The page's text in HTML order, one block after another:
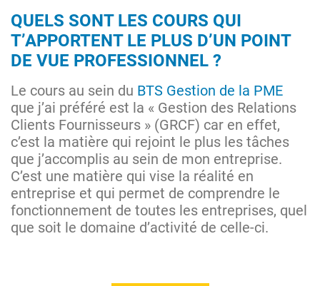
QUELS SONT LES COURS QUI
T’APPORTENT LE PLUS D’UN POINT
DE VUE PROFESSIONNEL ?
Le cours au sein du BTS Gestion de la PME
que j’ai préféré est la « Gestion des Relations
Clients Fournisseurs » (GRCF) car en effet,
c’est la matière qui rejoint le plus les tâches
que j’accomplis au sein de mon entreprise.
C’est une matière qui vise la réalité en
entreprise et qui permet de comprendre le
fonctionnement de toutes les entreprises, quel
que soit le domaine d’activité de celle-ci.